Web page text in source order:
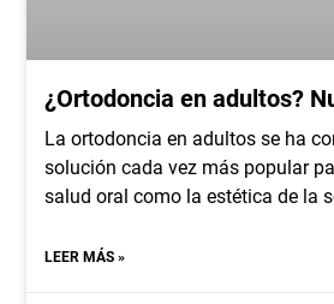
¿Ortodoncia en adultos?
La ortodoncia en adultos se ha
solución cada vez más popular
salud oral como la estética de la
LEER MÁS »